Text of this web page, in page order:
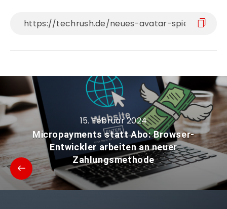
15. Februar 2024
Micropayments statt Abo: Browser-
Entwickler arbeiten an neuer
Zahlungsmethode